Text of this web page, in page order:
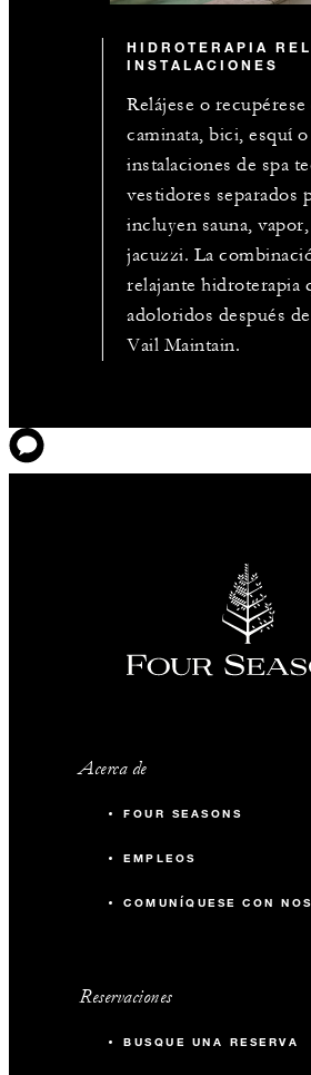
HIDROTERAPIA
INSTALACIONES
Relájese o
caminata, bici, esquí
instalaciones de spa
vestidores separados
incluyen sauna,
jacuzzi. La
relajante hidroterapia
adoloridos después
Vail Maintain.
Acerca de
FOUR SEASONS
EMPLEOS
COMUNÍQUESE CON
Reservaciones
BUSQUE UNA RESERVA